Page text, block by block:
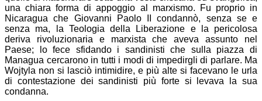
una chiara forma di appoggio al marxismo. Fu proprio in
Nicaragua che Giovanni Paolo II condannò, senza se e
senza ma, la Teologia della Liberazione e la pericolosa
deriva rivoluzionaria e marxista che aveva assunto nel
Paese; lo fece sfidando i sandinisti che sulla piazza di
Managua cercarono in tutti i modi di impedirgli di parlare. Ma
Wojtyla non si lasciò intimidire, e più alte si facevano le urla
di contestazione dei sandinisti più forte si levava la sua
condanna.